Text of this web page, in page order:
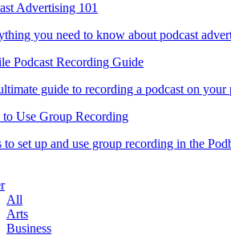
Advertising 101
you need to know about podcast
Podcast Recording Guide
guide to recording a podcast on your
Use Group Recording
to set up and use group recording in the
All
Arts
Business